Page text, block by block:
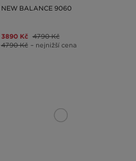
NEW BALANCE 9060
3890 Kč 4790 Kč
4790 Kč – nejnižší cena